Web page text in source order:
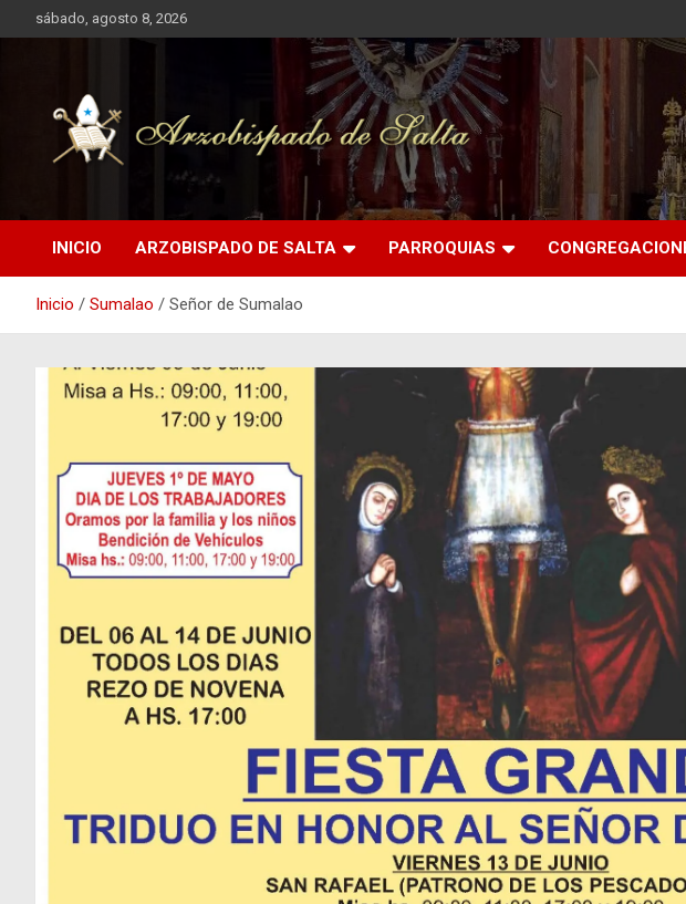
al
sábado, agosto 8, 2026
Arzobispado de Salta
INICIO ARZOBISPADO DE SALTA PARROQUIAS
Inicio Sumalao Señor de Sumalao